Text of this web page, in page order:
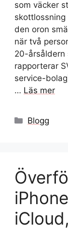
som väcker
den oron
när två
20-årsåldern
rapporterar
service-
… Läs mer
Kategorier
Blogg